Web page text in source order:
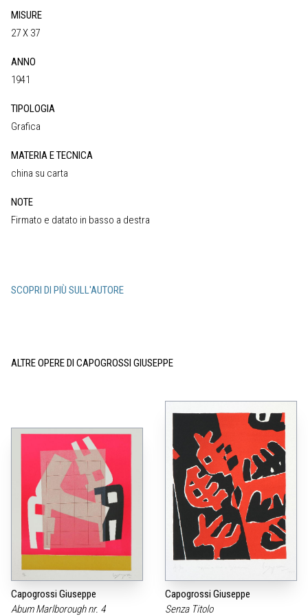
MISURE
27 X 37
ANNO
1941
TIPOLOGIA
Grafica
MATERIA E TECNICA
china su carta
NOTE
Firmato e datato in basso a destra
SCOPRI DI PIÙ SULL'AUTORE
ALTRE OPERE DI CAPOGROSSI GIUSEPPE
Capogrossi Giuseppe
Abum Marlborough nr. 4
Capogrossi Giuseppe
Senza Titolo